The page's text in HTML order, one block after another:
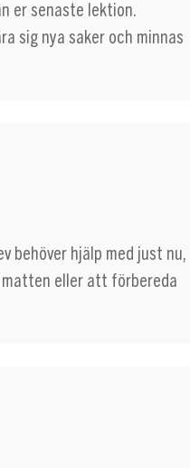
er senaste lektion.
sig nya saker och minnas
behöver hjälp med just nu,
matten eller att förbereda